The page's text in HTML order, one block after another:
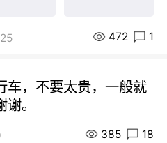
472 1
车，不要太贵，一般就
。
385 18